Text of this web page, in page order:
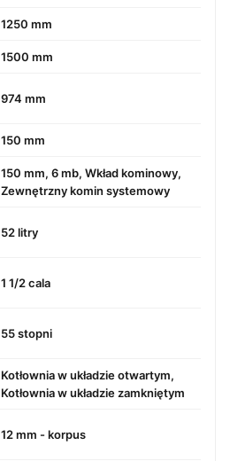
1250 mm
1500 mm
974 mm
150 mm
150 mm, 6 mb, Wkład kominowy,
Zewnętrzny komin systemowy
52 litry
1 1/2 cala
55 stopni
Kotłownia w układzie otwartym,
Kotłownia w układzie zamkniętym
12 mm - korpus